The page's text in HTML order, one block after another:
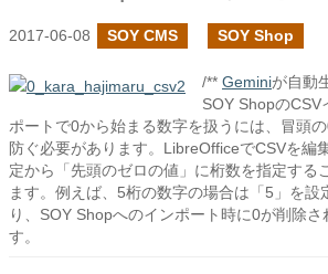
2017-06-08 SOY CMS SOY Shop
/** Geminiが自動
SOY ShopのCSV
ポートで0から始まる数字を扱うには、冒頭
防ぐ必要があります。LibreOfficeでCSVを編
定から「先頭のゼロの値」に桁数を指定する
ます。例えば、5桁の数字の場合は「5」を設
り、SOY Shopへのインポート時に0が削除さ
す。